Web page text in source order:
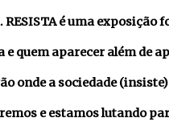
RESISTA é uma exposição
quem aparecer além de
onde a sociedade
e estamos lutando